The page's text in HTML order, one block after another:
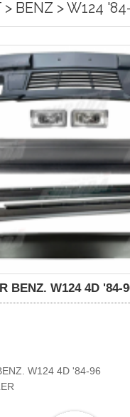
> BENZ > W124
BENZ. W124 4D '84-
W124 4D '84-96